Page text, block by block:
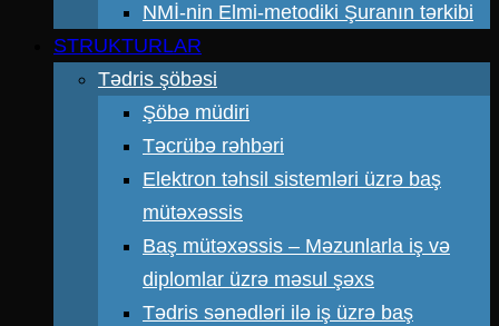
NMİ-nin Elmi-metodiki Şuranın tərkibi
STRUKTURLAR
Tədris şöbəsi
Şöbə müdiri
Təcrübə rəhbəri
Elektron təhsil sistemləri üzrə baş
mütəxəssis
Baş mütəxəssis – Məzunlarla iş və
diplomlar üzrə məsul şəxs
Tədris sənədləri ilə iş üzrə baş